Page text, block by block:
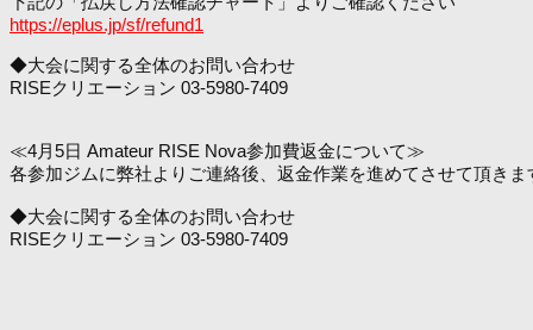
https://eplus.jp/sf/refund1
◆大会に関する全体のお問い合わせ
RISEクリエーション 03-5980-7409
≪4月5日 Amateur RISE Nova参加費返金について≫
各参加ジムに弊社よりご連絡後、返金作業を進めてさせて頂きま
◆大会に関する全体のお問い合わせ
RISEクリエーション 03-5980-7409